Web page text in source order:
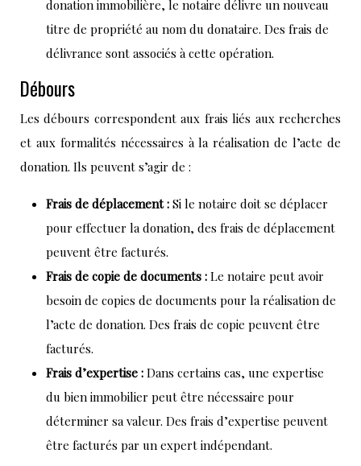
donation immobilière, le notaire délivre un nouveau
titre de propriété au nom du donataire. Des frais de
délivrance sont associés à cette opération.
Débours
Les débours correspondent aux frais liés aux recherches
et aux formalités nécessaires à la réalisation de l’acte de
donation. Ils peuvent s’agir de :
Frais de déplacement : Si le notaire doit se déplacer
pour effectuer la donation, des frais de déplacement
peuvent être facturés.
Frais de copie de documents : Le notaire peut avoir
besoin de copies de documents pour la réalisation de
l’acte de donation. Des frais de copie peuvent être
facturés.
Frais d’expertise : Dans certains cas, une expertise
du bien immobilier peut être nécessaire pour
déterminer sa valeur. Des frais d’expertise peuvent
être facturés par un expert indépendant.